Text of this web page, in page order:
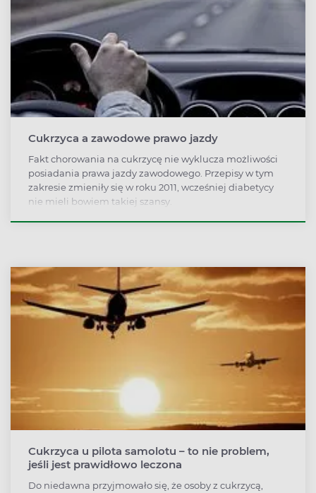
Cukrzyca a zawodowe prawo jazdy
Fakt chorowania na cukrzycę nie wyklucza możliwości
posiadania prawa jazdy zawodowego. Przepisy w tym
zakresie zmieniły się w roku 2011, wcześniej diabetycy
nie mieli bowiem takiej szansy.
Cukrzyca u pilota samolotu – to nie problem,
jeśli jest prawidłowo leczona
Do niedawna przyjmowało się, że osoby z cukrzycą,